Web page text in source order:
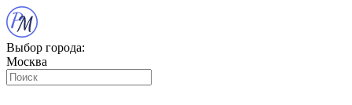
Выбор города:
Москва